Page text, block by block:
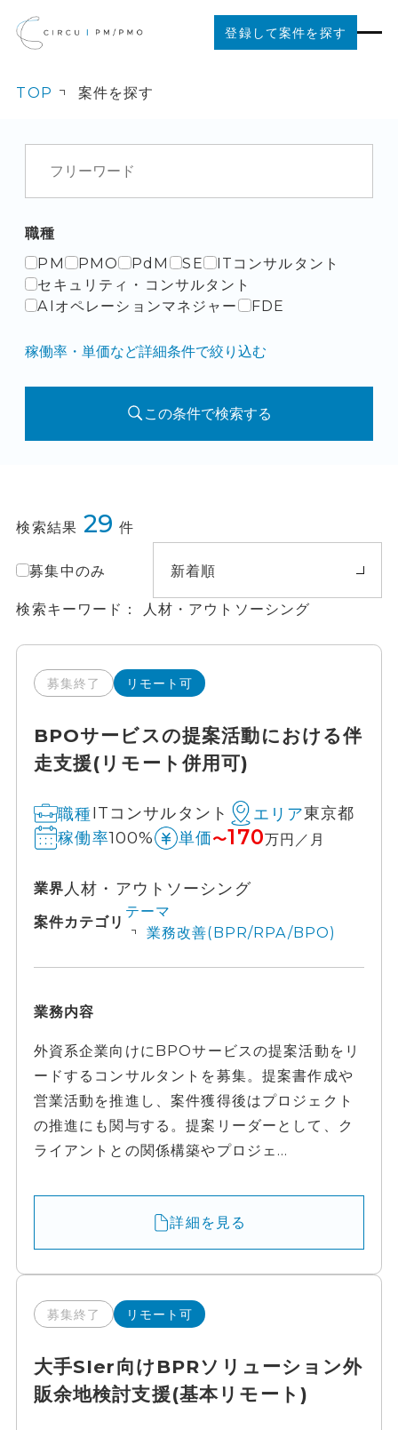
登録して案件を探す
ご利用の流れ
お役立ちコンテンツ
法人の方はこちら
TOP 案件を探す
職種
PM
PMO PdM SE
ITコンサルタント
セキュリティ・コンサルタント
AIオペレーションマネジャー
FDE
稼働率・単価など詳細条件で絞り込む
この条件で検索する
検索結果 29 件
募集中のみ 新着順
検索キーワード 人材・アウトソーシング
募集終了 リモート可
BPOサービスの提案活動における伴
走支援(リモート併用可)
職種ITコンサルタント エリア東京都
稼働率100% 単価〜170万円／月
業界 人材・アウトソーシング
案件カテゴリ
テーマ
業務改善(BPR/RPA/BPO)
業務内容
外資系企業向けにBPOサービスの提案活動をリ
ードするコンサルタントを募集。提案書作成や
営業活動を推進し、案件獲得後はプロジェクト
の推進にも関与する。提案リーダーとして、ク
ライアントとの関係構築やプロジェ...
詳細を見る
募集終了 リモート可
大手SIer向けBPRソリューション外
販余地検討支援(基本リモート)